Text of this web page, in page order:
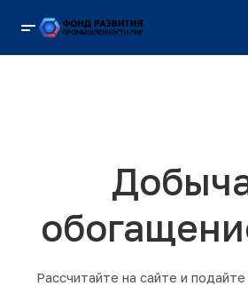
Рассчитайте на сайте и